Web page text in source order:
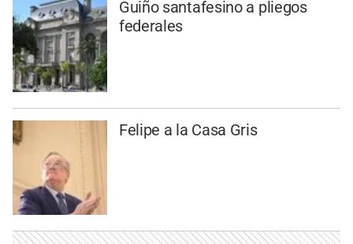
Guiño santafesino a pliegos
federales
Felipe a la Casa Gris